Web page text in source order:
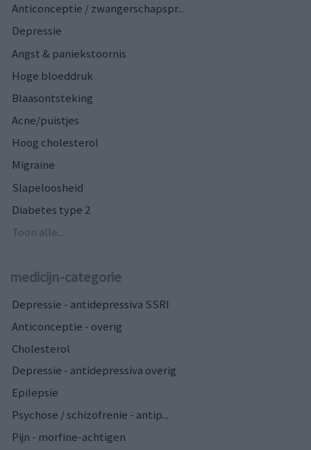
Anticonceptie / zwangerschapspr...
Depressie
Angst & paniekstoornis
Hoge bloeddruk
Blaasontsteking
Acne/puistjes
Hoog cholesterol
Migraine
Slapeloosheid
Diabetes type 2
Toon alle...
medicijn-categorie
Depressie - antidepressiva SSRI
Anticonceptie - overig
Cholesterol
Depressie - antidepressiva overig
Epilepsie
Psychose / schizofrenie - antip...
Pijn - morfine-achtigen